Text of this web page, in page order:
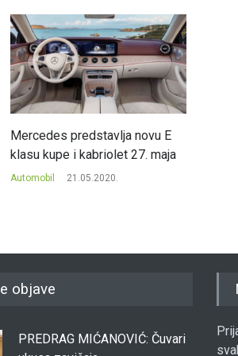
Mercedes predstavlja novu E
klasu kupe i kabriolet 27. maja
Automobil 21.05.2020.
objave
PREDRAG MIĆANOVIĆ: Čuvari